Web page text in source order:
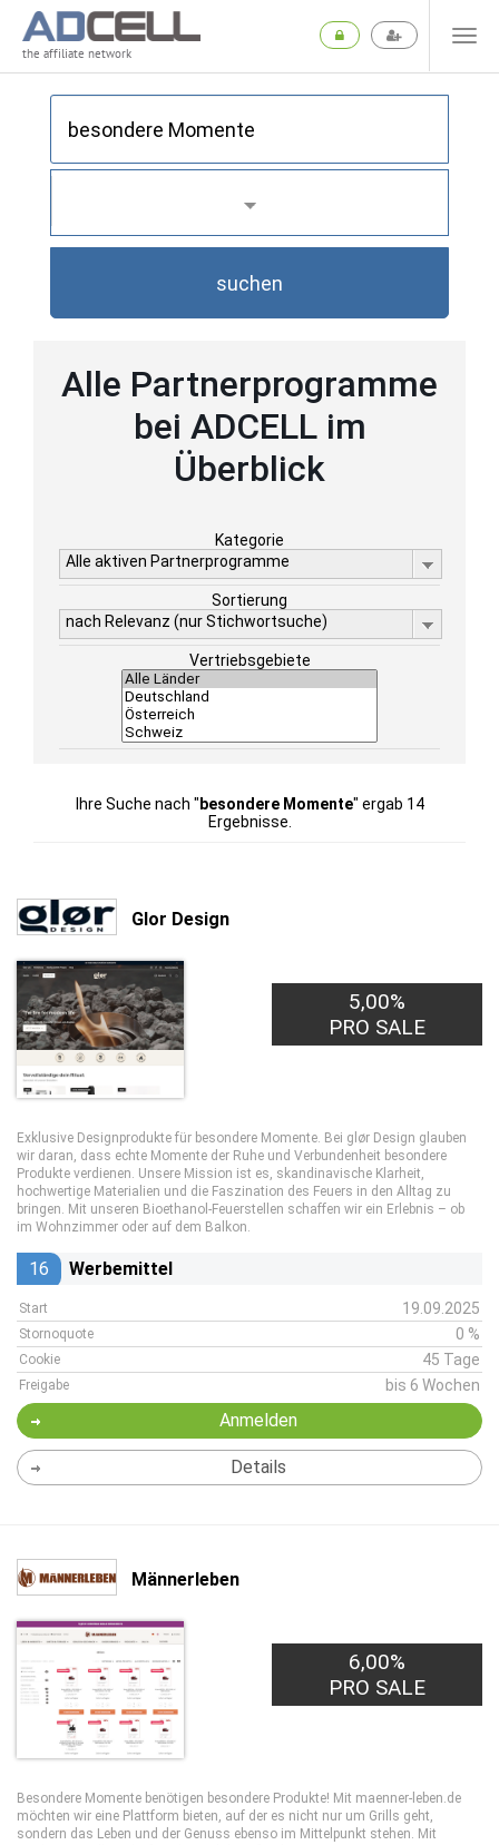
the affiliate network
suchen
Alle Partnerprogramme
bei ADCELL im
Überblick
Kategorie
Alle aktiven Partnerprogramme
Sortierung
nach Relevanz (nur Stichwortsuche)
Vertriebsgebiete
Ihre Suche nach " besondere Momente" ergab 14
Ergebnisse.
Glor Design
5,00%
PRO SALE
Exklusive Designprodukte für besondere Momente. Bei glør Design glauben
wir daran, dass echte Momente der Ruhe und Verbundenheit besondere
Produkte verdienen. Unsere Mission ist es, skandinavische Klarheit,
hochwertige Materialien und die Faszination des Feuers in den Alltag zu
bringen. Mit unseren Bioethanol-Feuerstellen schaffen wir ein Erlebnis – ob
im Wohnzimmer oder auf dem Balkon.
16 Werbemittel
Start 19.09.2025
Stornoquote 0 %
Cookie 45 Tage
Freigabe bis 6 Wochen
Anmelden
Details
Männerleben
6,00%
PRO SALE
Besondere Momente benötigen besondere Produkte! Mit maenner-leben.de
möchten wir eine Plattform bieten, auf der es nicht nur um Grills geht,
sondern das Leben und der Genuss ebenso im Mittelpunkt stehen. Mit